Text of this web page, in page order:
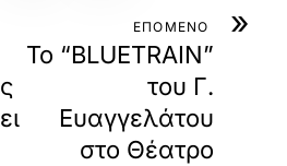
»
ΕΠΟΜΕΝΟ
Το “BLUETRAIN”
του Γ.
Ευαγγελάτου
στο Θέατρο